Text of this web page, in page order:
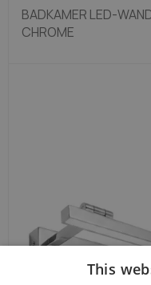
BADKAMER LED-
CHROME
This